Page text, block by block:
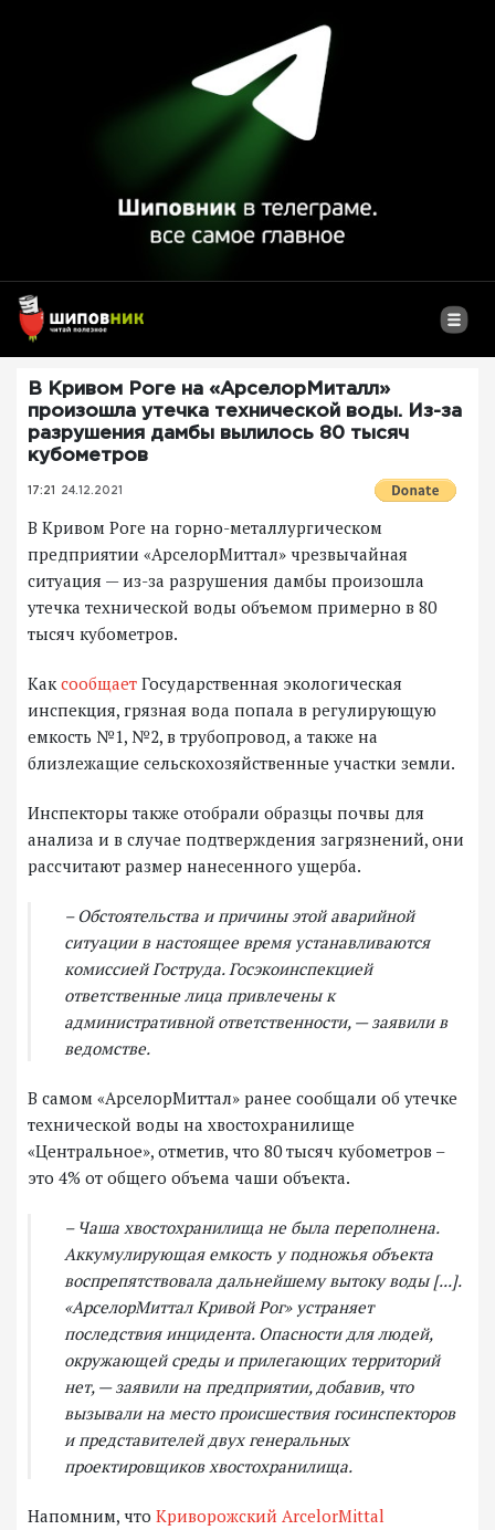
В Кривом Роге на «АрселорМиталл»
произошла утечка технической воды. Из-за
разрушения дамбы вылилось 80 тысяч
кубометров
17:21 24.12.2021
В Кривом Роге на горно-металлургическом
предприятии «АрселорМиттал» чрезвычайная
ситуация — из-за разрушения дамбы произошла
утечка технической воды объемом примерно в 80
тысяч кубометров.
Каксообщает Государственная экологическая
инспекция, грязная вода попала в регулирующую
емкость №1, №2, в трубопровод, а также на
близлежащие сельскохозяйственные участки земли.
Инспекторы также отобрали образцы почвы для
анализа и в случае подтверждения загрязнений, они
рассчитают размер нанесенного ущерба.
– Обстоятельства и причины этой аварийной
ситуации в настоящее время устанавливаются
комиссией Гоструда. Госэкоинспекцией
ответственные лица привлечены к
административной ответственности, — заявили в
ведомстве.
В самом «АрселорМиттал» ранее сообщали об утечке
технической воды на хвостохранилище
«Центральное», отметив, что 80 тысяч кубометров –
это 4% от общего объема чаши объекта.
– Чаша хвостохранилища не была переполнена.
Аккумулирующая емкость у подножья объекта
воспрепятствовала дальнейшему вытоку воды [...].
«АрселорМиттал Кривой Рог» устраняет
последствия инцидента. Опасности для людей,
окружающей среды и прилегающих территорий
нет, — заявили на предприятии, добавив, что
вызывали на место происшествия госинспекторов
и представителей двух генеральных
проектировщиков хвостохранилища.
Напомним, что Криворожский ArcelorMittal